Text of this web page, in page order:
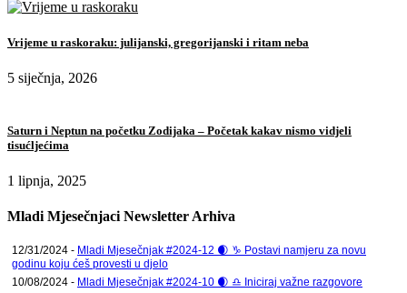
Vrijeme u raskoraku: julijanski, gregorijanski i ritam neba
5 siječnja, 2026
Saturn i Neptun na početku Zodijaka – Početak kakav nismo vidjeli
tisućljećima
1 lipnja, 2025
Mladi Mjesečnjaci Newsletter Arhiva
12/31/2024 - Mladi Mjesečnjak #2024-12 🌒 ♑ Postavi namjeru za novu
godinu koju ćeš provesti u djelo
10/08/2024 - Mladi Mjesečnjak #2024-10 🌒 ♎ Iniciraj važne razgovore